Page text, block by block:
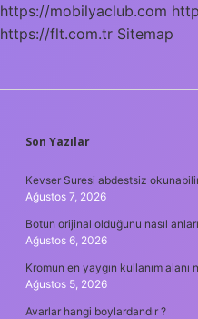
https://mobilyaclub.com
https://flt.com.tr Sitemap
SIDEBAR
Son Yazılar
Kevser Suresi abdestsiz
Ağustos 7, 2026
Botun orijinal olduğunu nasıl
Ağustos 6, 2026
Kromun en yaygın kullanım alanı
Ağustos 5, 2026
Avarlar hangi boylardandır ?